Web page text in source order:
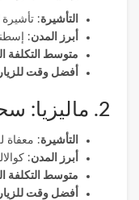
التأشيرة: تأشيرة
أبرز المدن:
متوسط التكلفة
أفضل وقت
2. ماليزيا: سحر الطبيعة الاستوائية
التأشيرة: معفاة
أبرز المدن:
متوسط التكلفة
أفضل وقت